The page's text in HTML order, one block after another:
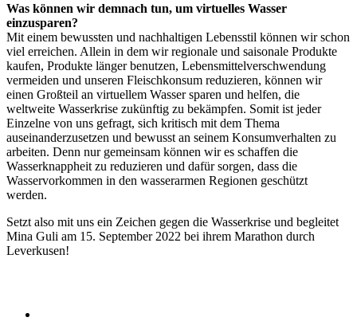
Was können wir demnach tun, um virtuelles Wasser
einzusparen?
Mit einem bewussten und nachhaltigen Lebensstil können wir schon
viel erreichen. Allein in dem wir regionale und saisonale Produkte
kaufen, Produkte länger benutzen, Lebensmittelverschwendung
vermeiden und unseren Fleischkonsum reduzieren, können wir
einen Großteil an virtuellem Wasser sparen und helfen, die
weltweite Wasserkrise zukünftig zu bekämpfen. Somit ist jeder
Einzelne von uns gefragt, sich kritisch mit dem Thema
auseinanderzusetzen und bewusst an seinem Konsumverhalten zu
arbeiten. Denn nur gemeinsam können wir es schaffen die
Wasserknappheit zu reduzieren und dafür sorgen, dass die
Wasservorkommen in den wasserarmen Regionen geschützt
werden.
Setzt also mit uns ein Zeichen gegen die Wasserkrise und begleitet
Mina Guli am 15. September 2022 bei ihrem Marathon durch
Leverkusen!